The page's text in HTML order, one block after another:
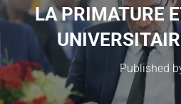
LA PRIMATURE
Published